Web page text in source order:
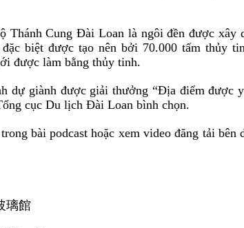
Cung Đài Loan là ngôi đền được xây
biệt được tạo nên bởi 70.000 tấm thủy
được làm bằng thủy tinh.
dự giành được giải thưởng “Địa điểm được
cục Du lịch Đài Loan bình chọn.
bài podcast hoặc xem video đăng tải bên
璃館